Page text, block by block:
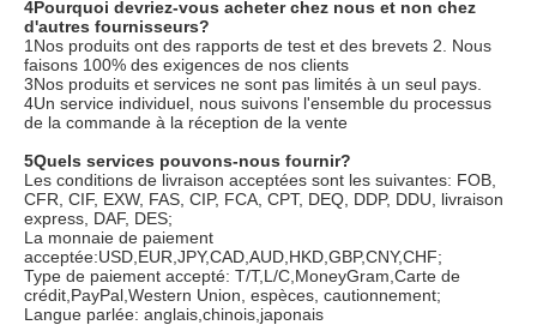
4Pourquoi devriez-vous acheter chez nous et non chez
d'autres fournisseurs?
1Nos produits ont des rapports de test et des brevets 2. Nous
faisons 100% des exigences de nos clients
3Nos produits et services ne sont pas limités à un seul pays.
4Un service individuel, nous suivons l'ensemble du processus
de la commande à la réception de la vente
5Quels services pouvons-nous fournir?
Les conditions de livraison acceptées sont les suivantes: FOB,
CFR, CIF, EXW, FAS, CIP, FCA, CPT, DEQ, DDP, DDU, livraison
express, DAF, DES;
La monnaie de paiement
acceptée:USD,EUR,JPY,CAD,AUD,HKD,GBP,CNY,CHF;
Type de paiement accepté: T/T,L/C,MoneyGram,Carte de
crédit,PayPal,Western Union, espèces, cautionnement;
Langue parlée: anglais,chinois,japonais